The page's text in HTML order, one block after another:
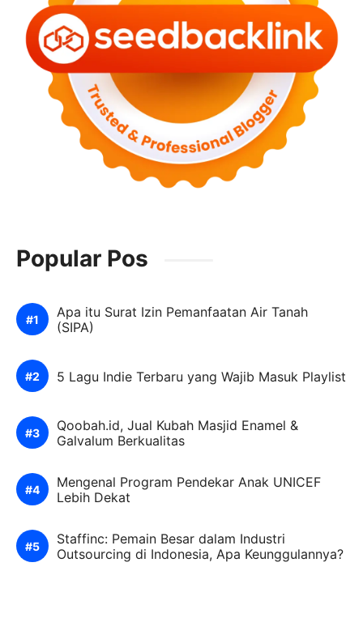
Popular Pos
Apa itu Surat Izin Pemanfaatan Air Tanah
(SIPA)
5 Lagu Indie Terbaru yang Wajib Masuk Playlist
Qoobah.id, Jual Kubah Masjid Enamel &
Galvalum Berkualitas
Mengenal Program Pendekar Anak UNICEF
Lebih Dekat
Staffinc: Pemain Besar dalam Industri
Outsourcing di Indonesia, Apa Keunggulannya?